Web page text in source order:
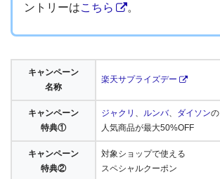
ントリーはこちら 。
キャンペーン
名称
楽天サプライズデー
キャンペーン
特典①
ジャクリ 、 ルンバ、 ダイソンの
人気商品が最大50%OFF
キャンペーン
特典②
対象ショップで使える
スペシャルクーポン